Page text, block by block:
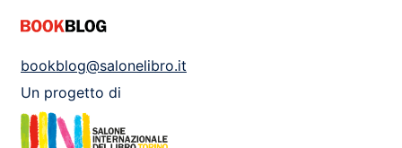
bookblog@salonelibro.it
Un progetto di